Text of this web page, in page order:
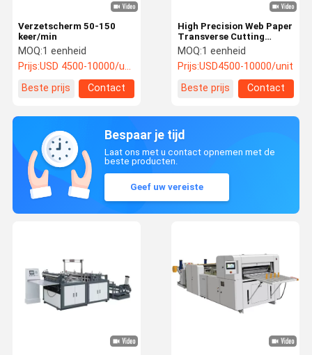
Verzetscherm 50-150
keer/min
MOQ:1 eenheid
Prijs:USD 4500-10000/unit
Beste prijs
Contact
High Precision Web Paper
Transverse Cutting
Machine met
gehumaniseerd ontwerp
MOQ:1 eenheid
Prijs:USD4500-10000/unit
Beste prijs
Contact
Bespaar je tijd
Laat ons met u contact opnemen met de
beste producten.
Geef uw vereiste